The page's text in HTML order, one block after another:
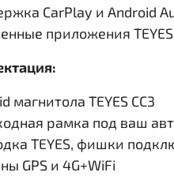
CarPlay и Android
приложения
магнитола TEYES CC3
рамка под ваш
TEYES, фишки
GPS и 4G+WiFi